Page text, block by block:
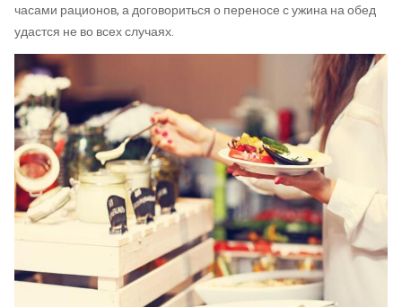
часами рационов, а договориться о переносе с ужина на обед
удастся не во всех случаях.